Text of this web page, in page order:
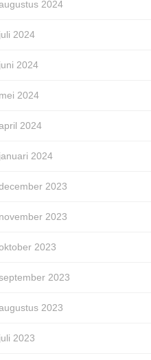
2024
juli 2024
juni 2024
mei 2024
2024
januari 2024
2023
november 2023
2023
2023
2023
juli 2023